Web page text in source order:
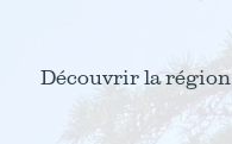
Découvrir la région